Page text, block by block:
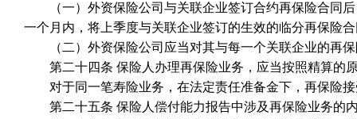
（一）外资保险公司与关联企业签订合约再保险合同后
一个月内，将上季度与关联企业签订的生效的临分再保险
（二）外资保险公司应当对其与每一个关联企业的再保
第二十四条 保险人办理再保险业务，应当按照精算的原
对于同一笔寿险业务，在法定责任准备金下，再保险接
第二十五条 保险人偿付能力报告中涉及再保险业务的